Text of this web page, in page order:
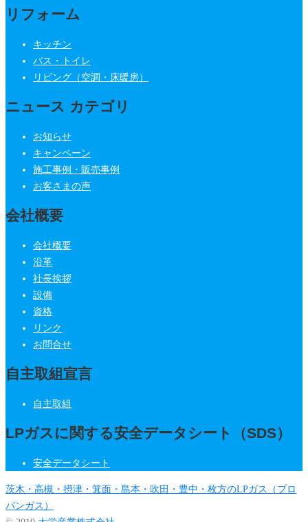
リフォーム
キッチン
バス・トイレ
リビング（空調・床暖房）
ニュース カテゴリ
お知らせ
キャンペーン
施工事例・販売事例
お客さまの声
会社概要
会社概要
沿革
社長挨拶
設備
資格
リンク
お問合せ
自主取組宣言
自主取組
LPガスに関する安全データシート（SDS）
安全データシート
茨木・高槻・摂津・箕面・島本・吹田・豊中・枚方のLPガス（プロ
パンガス）